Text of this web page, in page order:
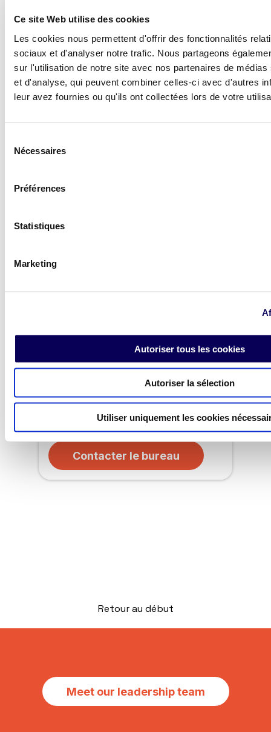
Ce site Web utilise des cookies
Les cookies nous permettent d'offrir des fonctionnalités
sociaux et d'analyser notre trafic. Nous partageons
sur l'utilisation de notre site avec nos partenaires de
et d'analyse, qui peuvent combiner celles-ci avec d'autres
leur avez fournies ou qu'ils ont collectées lors de votre
Nécessaires
Préférences
Statistiques
Marketing
Autoriser tous les cookies
Autoriser la sélection
Utiliser uniquement les cookies
Contacter le bureau
Retour au début
Meet our leadership team